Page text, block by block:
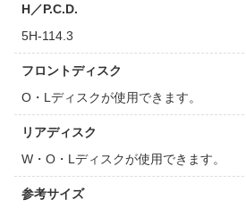
H／P.C.D.
5H-114.3
フロントディスク
O・Lディスクが使用できます。
リアディスク
W・O・Lディスクが使用できます。
参考サイズ